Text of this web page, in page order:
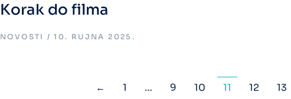
Korak do filma
NOVOSTI 10. RUJNA 2025.
← 1 … 9 10 11 12 13